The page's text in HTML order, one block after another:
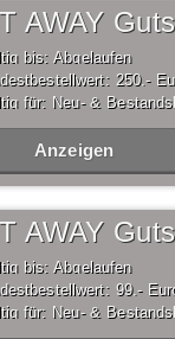
AWAY
bis: Abgelaufen
250,-
für: Neu- &
Anzeigen
AWAY
bis: Abgelaufen
99,-
für: Neu- &